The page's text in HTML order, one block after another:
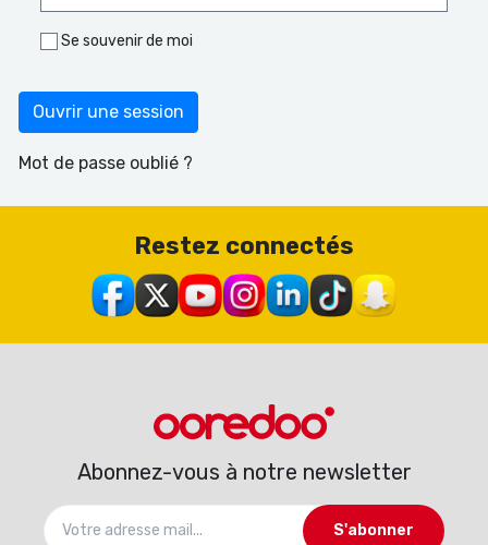
Se souvenir de moi
Ouvrir une session
Mot de passe oublié ?
Restez connectés
Abonnez-vous à notre newsletter
S'abonner